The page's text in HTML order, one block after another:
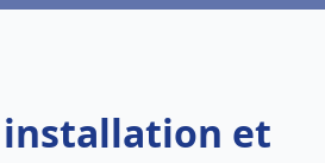
installation et